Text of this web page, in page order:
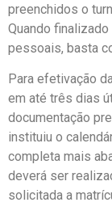
preenchidos o
Quando
pessoais, basta
Para efetivação
em até três dias
documentação
instituiu o
completa mais
deverá ser
solicitada a